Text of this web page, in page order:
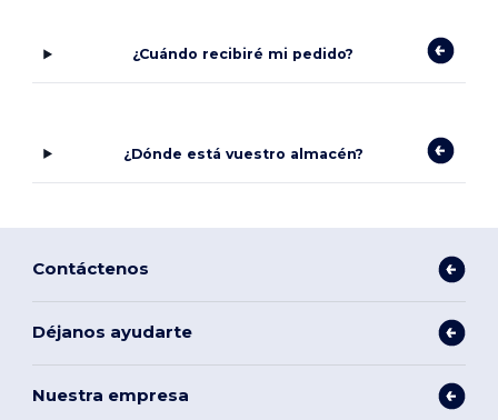
¿Cuándo recibiré mi pedido?
¿Dónde está vuestro almacén?
Contáctenos
Déjanos ayudarte
Nuestra empresa